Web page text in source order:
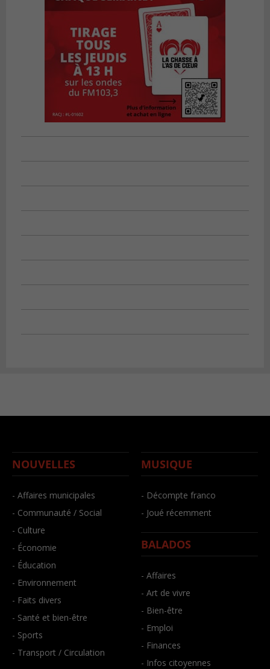
NOUVELLES
- Affaires municipales
- Communauté / Social
- Culture
- Économie
- Éducation
- Environnement
- Faits divers
- Santé et bien-être
- Sports
- Transport / Circulation
MUSIQUE
- Décompte franco
- Joué récemment
BALADOS
- Affaires
- Art de vivre
- Bien-être
- Emploi
- Finances
- Infos citoyennes